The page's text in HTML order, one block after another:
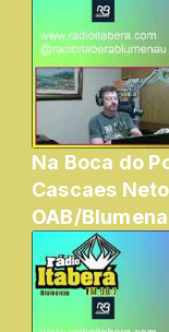
Na Boca do
Cascaes
OAB/